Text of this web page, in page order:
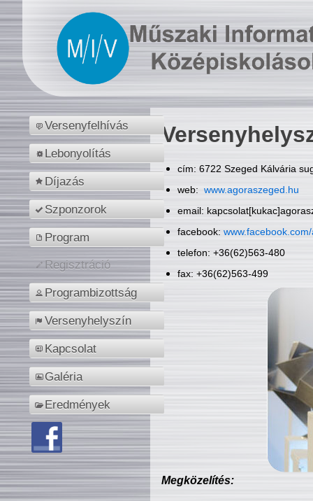
Versenyfelhívás
Lebonyolítás
Díjazás
Szponzorok
Program
Regisztráció
Programbizottság
Versenyhelyszín
Kapcsolat
Galéria
Eredmények
cím: 6722 Szeged Kálvária
web: www.agoraszeged.hu
email:
facebook:
telefon: +36(62)563-480
fax: +36(62)563-499
Megközelítés: